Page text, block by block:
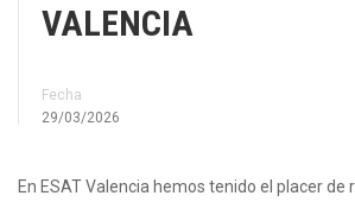
VALENCIA
Fecha
29/03/2026
En ESAT Valencia hemos tenido el placer de